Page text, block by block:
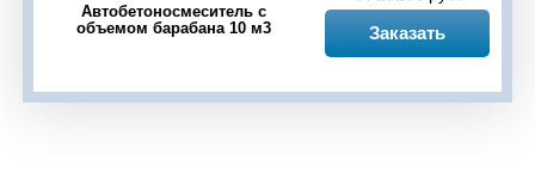
Автобетоносмеситель с
объемом барабана 10 м3
Заказать